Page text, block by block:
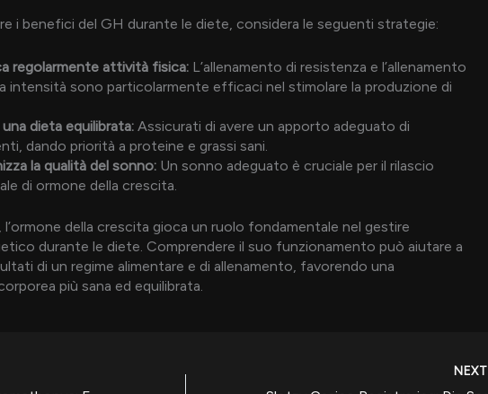
i benefici del GH durante le diete, considera le seguenti strategie:
regolarmente attività fisica: L’allenamento di resistenza e l’allenamento
intensità sono particolarmente efficaci nel stimolare la produzione di
una dieta equilibrata: Assicurati di avere un apporto adeguato di
dando priorità a proteine e grassi sani.
la qualità del sonno: Un sonno adeguato è cruciale per il rilascio
di ormone della crescita.
della crescita gioca un ruolo fondamentale nel gestire
durante le diete. Comprendere il suo funzionamento può aiutare a
di un regime alimentare e di allenamento, favorendo una
più sana ed equilibrata.
NEXT